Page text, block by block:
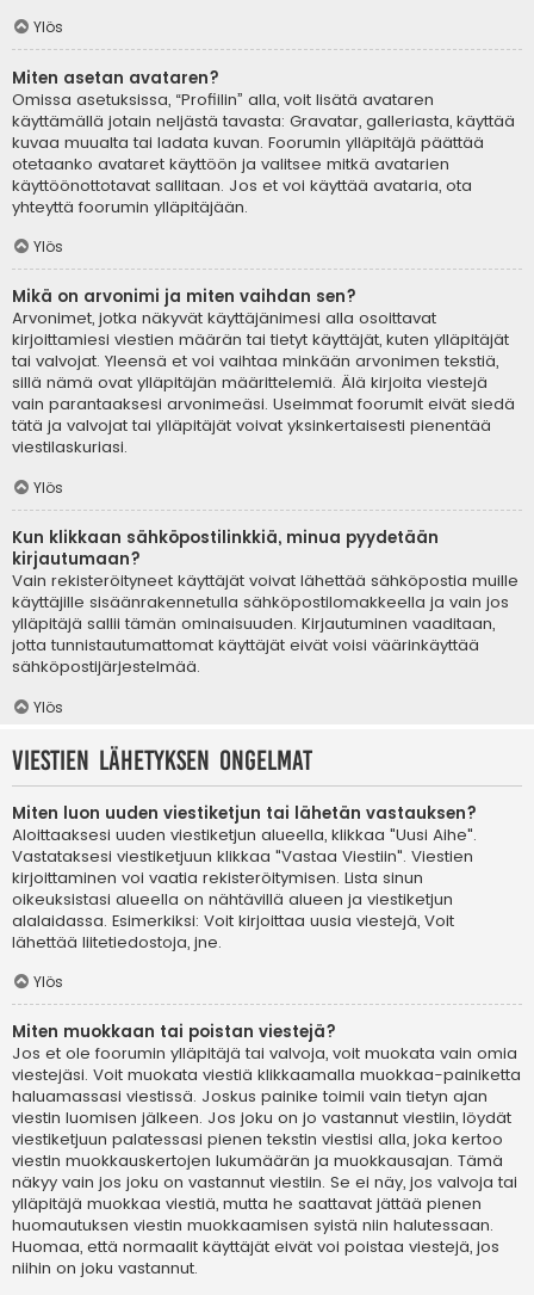
Ylös
Miten asetan avataren?
Omissa asetuksissa, “Profiilin” alla, voit lisätä avataren
käyttämällä jotain neljästä tavasta: Gravatar, galleriasta, käyttää
kuvaa muualta tai ladata kuvan. Foorumin ylläpitäjä päättää
otetaanko avataret käyttöön ja valitsee mitkä avatarien
käyttöönottotavat sallitaan. Jos et voi käyttää avataria, ota
yhteyttä foorumin ylläpitäjään.
Ylös
Mikä on arvonimi ja miten vaihdan sen?
Arvonimet, jotka näkyvät käyttäjänimesi alla osoittavat
kirjoittamiesi viestien määrän tai tietyt käyttäjät, kuten ylläpitäjät
tai valvojat. Yleensä et voi vaihtaa minkään arvonimen tekstiä,
sillä nämä ovat ylläpitäjän määrittelemiä. Älä kirjoita viestejä
vain parantaaksesi arvonimeäsi. Useimmat foorumit eivät siedä
tätä ja valvojat tai ylläpitäjät voivat yksinkertaisesti pienentää
viestilaskuriasi.
Ylös
Kun klikkaan sähköpostilinkkiä, minua pyydetään
kirjautumaan?
Vain rekisteröityneet käyttäjät voivat lähettää sähköpostia muille
käyttäjille sisäänrakennetulla sähköpostilomakkeella ja vain jos
ylläpitäjä sallii tämän ominaisuuden. Kirjautuminen vaaditaan,
jotta tunnistautumattomat käyttäjät eivät voisi väärinkäyttää
sähköpostijärjestelmää.
Ylös
Viestien lähetyksen ongelmat
Miten luon uuden viestiketjun tai lähetän vastauksen?
Aloittaaksesi uuden viestiketjun alueella, klikkaa "Uusi Aihe".
Vastataksesi viestiketjuun klikkaa "Vastaa Viestiin". Viestien
kirjoittaminen voi vaatia rekisteröitymisen. Lista sinun
oikeuksistasi alueella on nähtävillä alueen ja viestiketjun
alalaidassa. Esimerkiksi: Voit kirjoittaa uusia viestejä, Voit
lähettää liitetiedostoja, jne.
Ylös
Miten muokkaan tai poistan viestejä?
Jos et ole foorumin ylläpitäjä tai valvoja, voit muokata vain omia
viestejäsi. Voit muokata viestiä klikkaamalla muokkaa-painiketta
haluamassasi viestissä. Joskus painike toimii vain tietyn ajan
viestin luomisen jälkeen. Jos joku on jo vastannut viestiin, löydät
viestiketjuun palatessasi pienen tekstin viestisi alla, joka kertoo
viestin muokkauskertojen lukumäärän ja muokkausajan. Tämä
näkyy vain jos joku on vastannut viestiin. Se ei näy, jos valvoja tai
ylläpitäjä muokkaa viestiä, mutta he saattavat jättää pienen
huomautuksen viestin muokkaamisen syistä niin halutessaan.
Huomaa, että normaalit käyttäjät eivät voi poistaa viestejä, jos
niihin on joku vastannut.